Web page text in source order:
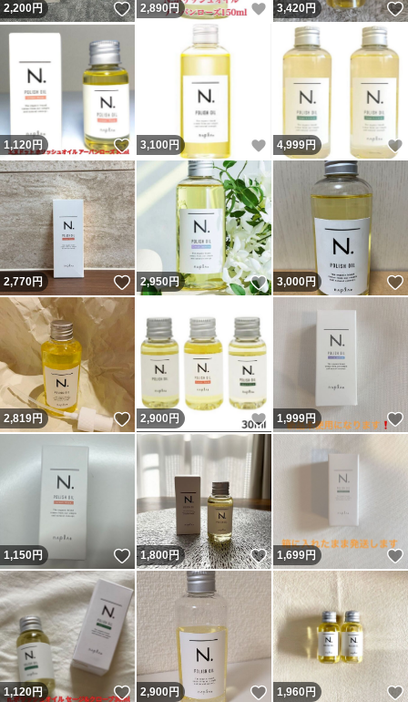
2,200円 いいね！
2,890円 いいね！
3,420円
1,120 円 いいね！
3,100 円 いいね！
4,999円
2,770円 いいね！
2,950円 いいね！
3,000円
2,819円 いいね！
2,900 円 いいね！
1,999円
1,150円 いいね！
1,800円 いいね！
1,699円
1,120円 いいね！
2,900円 いいね！
1,960円